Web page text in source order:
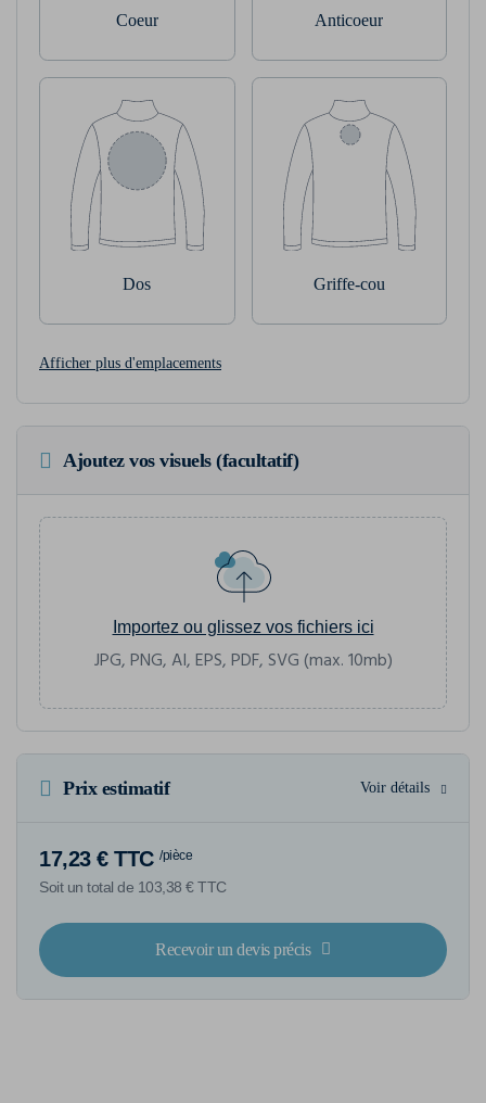
Coeur Anticoeur
Dos Griffe-cou
Afficher plus d'emplacements
Ajoutez vos visuels (facultatif)
Importez ou glissez vos fichiers ici
JPG, PNG, AI, EPS, PDF, SVG (max. 10mb)
Prix estimatif Voir détails
17,23 € TTC /pièce
Soit un total de 103,38 € TTC
Recevoir un devis précis